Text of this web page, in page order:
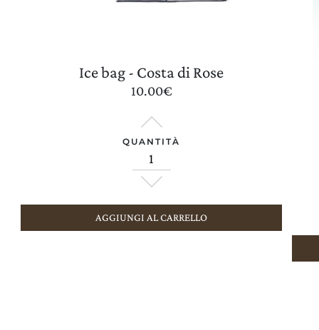
Ice bag - Costa di Rose
10.00€
QUANTITÀ
AGGIUNGI AL CARRELLO